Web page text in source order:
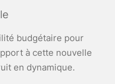
budgétaire pour
à cette nouvelle
en dynamique.